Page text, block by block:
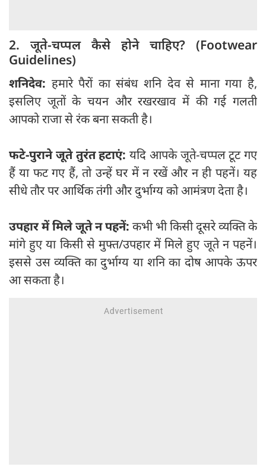
2. जूते-चप्पल कैसे होने चाहिए? (Footwear
Guidelines)
शनिदेव: हमारे पैरों का संबंध शनि देव से माना गया है,
इसलिए जूतों के चयन और रखरखाव में की गई गलती
आपको राजा से रंक बना सकती है।
फटे-पुराने जूते तुरंत हटाएं: यदि आपके जूते-चप्पल टूट गए
हैं या फट गए हैं, तो उन्हें घर में न रखें और न ही पहनें। यह
सीधे तौर पर आर्थिक तंगी और दुर्भाग्य को आमंत्रण देता है।
उपहार में मिले जूते न पहनें: कभी भी किसी दूसरे व्यक्ति के
मांगे हुए या किसी से मुफ्त/उपहार में मिले हुए जूते न पहनें।
इससे उस व्यक्ति का दुर्भाग्य या शनि का दोष आपके ऊपर
आ सकता है।